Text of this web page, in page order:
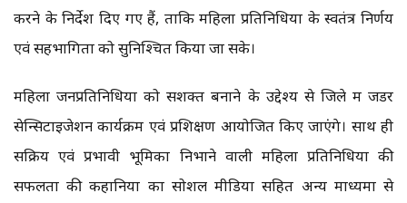
करने के निर्देश दिए गए हैं, ताकि महिला प्रतिनिधियों के स्वतंत्र निर्णय
एवं सहभागिता को सुनिश्चित किया जा सके।
महिला जनप्रतिनिधियों को सशक्त बनाने के उद्देश्य से जिले में जेंडर
सेन्सिटाइजेशन कार्यक्रम एवं प्रशिक्षण आयोजित किए जाएंगे। साथ ही
सक्रिय एवं प्रभावी भूमिका निभाने वाली महिला प्रतिनिधियों की
सफलता की कहानियों का सोशल मीडिया सहित अन्य माध्यमों से